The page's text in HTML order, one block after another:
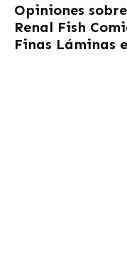
Opiniones sobre
Renal Fish
Finas Láminas